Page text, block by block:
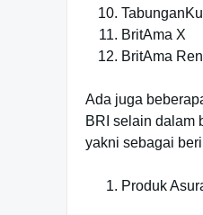
TabunganKu
BritAma X
BritAma
Ada juga
BRI selain dalam
yakni sebagai
Produk